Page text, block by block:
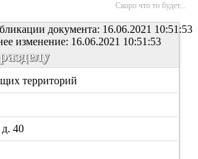
Скоро что то будет...
документа: 16.06.2021 10:51:53
изменение: 16.06.2021 10:51:53
территорий
40